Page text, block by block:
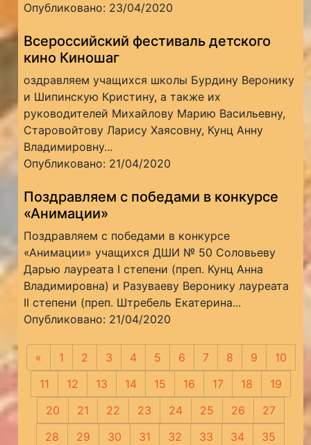
Опубликовано: 23/04/2020
Всероссийский фестиваль детского
кино Киношаг
оздравляем учащихся школы Бурдину Веронику
и Шипинскую Кристину, а также их
руководителей Михайлову Марию Васильевну,
Старовойтову Ларису Хаясовну, Кунц Анну
Владимировну...
Опубликовано: 21/04/2020
Поздравляем с победами в конкурсе
«Анимации»
Поздравляем с победами в конкурсе
«Анимации» учащихся ДШИ № 50 Соловьеву
Дарью лауреата I степени (преп. Кунц Анна
Владимировна) и Разуваеву Веронику лауреата
II степени (преп. Штребель Екатерина...
Опубликовано: 21/04/2020
« Предыдущая
1 2 3 4 5 6 7 8 9
10
11
12 13 14 15 16 17 18
19
20
21 22 23 24 25 26
27
28
29 30 31 32 33 34
35